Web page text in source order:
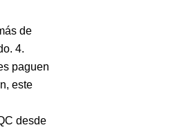
de
4.
paguen
este
desde